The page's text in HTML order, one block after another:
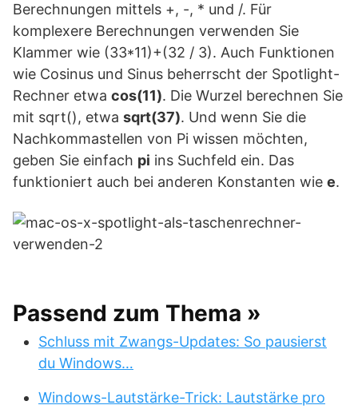
Berechnungen mittels +, -, * und /. Für
komplexere Berechnungen verwenden Sie
Klammer wie (33*11)+(32 / 3). Auch Funktionen
wie Cosinus und Sinus beherrscht der Spotlight-
Rechner etwa cos(11). Die Wurzel berechnen Sie
mit sqrt(), etwa sqrt(37). Und wenn Sie die
Nachkommastellen von Pi wissen möchten,
geben Sie einfach pi ins Suchfeld ein. Das
funktioniert auch bei anderen Konstanten wie e.
Passend zum Thema »
Schluss mit Zwangs-Updates: So pausierst
du Windows…
Windows-Lautstärke-Trick: Lautstärke pro